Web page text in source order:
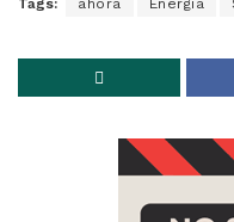
Tags: ahora Energía